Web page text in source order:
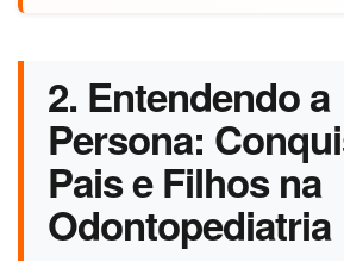
2. Entendendo a
Persona:
Pais e Filhos na
Odontopediatria